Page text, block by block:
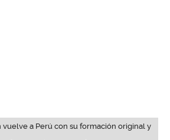
vuelve a Perú con su formación original y